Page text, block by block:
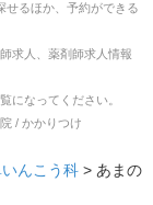
せるほか、予約ができる
求人、薬剤師求人情報
になってください。
/ かかりつけ
んこう科 > あまの